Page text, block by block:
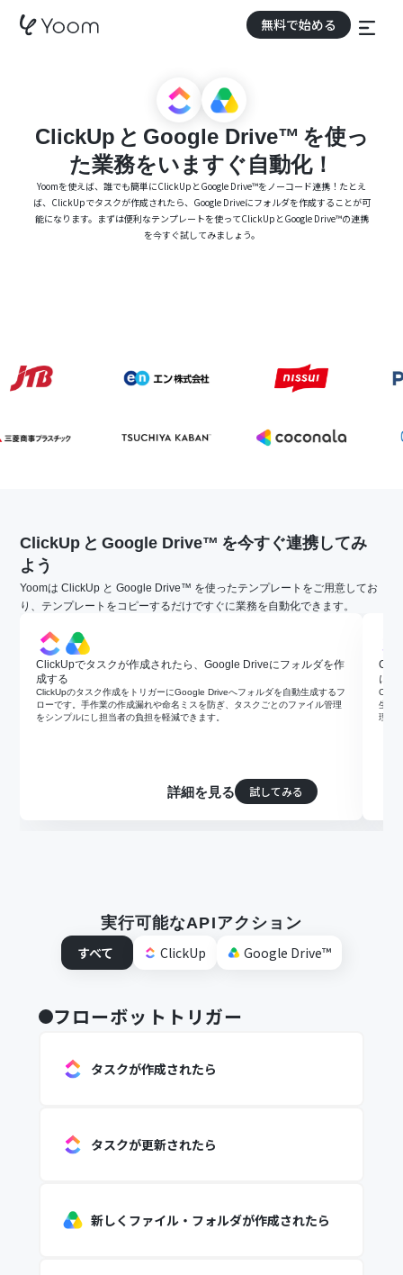
無料で始める
ClickUp と Google Drive™ を使っ
た業務をいますぐ自動化！
Yoomを使えば、誰でも簡単にClickUpとGoogle Drive™をノーコード連携！たとえ
ば、ClickUpでタスクが作成されたら、Google Driveにフォルダを作成することが可
能になります。まずは便利なテンプレートを使ってClickUpとGoogle Drive™の連携
を今すぐ試してみましょう。
ClickUp と Google Drive™ を今すぐ連携してみ
よう
Yoomは ClickUp と Google Drive™ を使ったテンプレートをご用意してお
り、テンプレートをコピーするだけですぐに業務を自動化できます。
ClickUpでタスクが作成されたら、Google Driveにフォルダを作
成する
ClickUpのタスク作成をトリガーにGoogle Driveへフォルダを自動生成するフ
ローです。手作業の作成漏れや命名ミスを防ぎ、タスクごとのファイル管理
をシンプルにし担当者の負担を軽減できます。
詳細を見る 試してみる
に
生成
理と
実行可能なAPIアクション
すべて
ClickUp Google Drive™
フローボットトリガー
タスクが作成されたら
タスクが更新されたら
新しくファイル・フォルダが作成されたら